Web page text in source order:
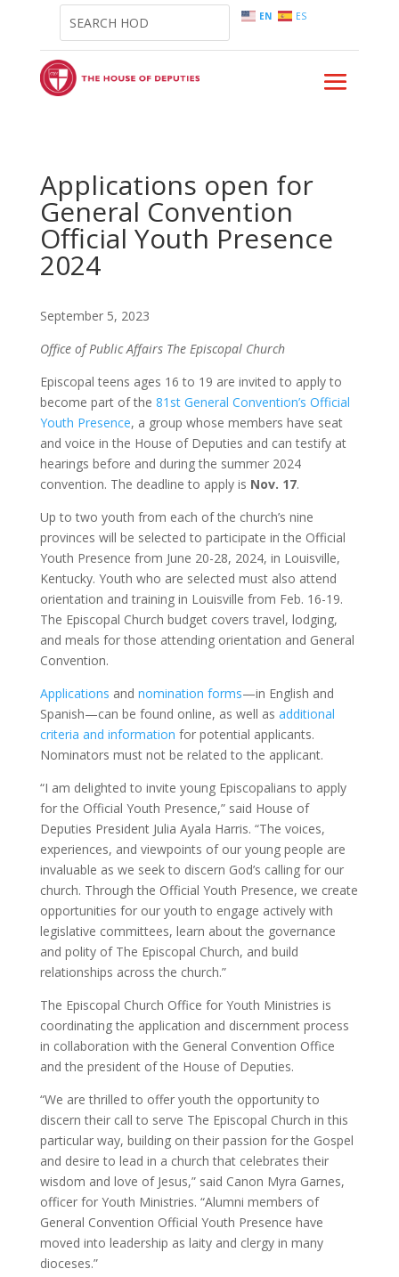
EN ES
Applications open for
General Convention
Official Youth Presence
2024
September 5, 2023
Office of Public Affairs The Episcopal Church
Episcopal teens ages 16 to 19 are invited to apply to
become part of the 81st General Convention’s Official
Youth Presence, a group whose members have seat
and voice in the House of Deputies and can testify at
hearings before and during the summer 2024
convention. The deadline to apply is Nov. 17.
Up to two youth from each of the church’s nine
provinces will be selected to participate in the Official
Youth Presence from June 20-28, 2024, in Louisville,
Kentucky. Youth who are selected must also attend
orientation and training in Louisville from Feb. 16-19.
The Episcopal Church budget covers travel, lodging,
and meals for those attending orientation and General
Convention.
Applications and nomination forms—in English and
Spanish—can be found online, as well as additional
criteria and information for potential applicants.
Nominators must not be related to the applicant.
“I am delighted to invite young Episcopalians to apply
for the Official Youth Presence,” said House of
Deputies President Julia Ayala Harris. “The voices,
experiences, and viewpoints of our young people are
invaluable as we seek to discern God’s calling for our
church. Through the Official Youth Presence, we create
opportunities for our youth to engage actively with
legislative committees, learn about the governance
and polity of The Episcopal Church, and build
relationships across the church.”
The Episcopal Church Office for Youth Ministries is
coordinating the application and discernment process
in collaboration with the General Convention Office
and the president of the House of Deputies.
“We are thrilled to offer youth the opportunity to
discern their call to serve The Episcopal Church in this
particular way, building on their passion for the Gospel
and desire to lead in a church that celebrates their
wisdom and love of Jesus,” said Canon Myra Garnes,
officer for Youth Ministries. “Alumni members of
General Convention Official Youth Presence have
moved into leadership as laity and clergy in many
dioceses.”